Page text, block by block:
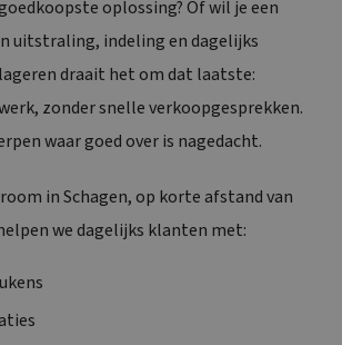
oplossing? Of wil je een
uitstraling, indeling en dagelijks
draait het om dat laatste:
zonder snelle verkoopgesprekken.
waar goed over is nagedacht.
in Schagen, op korte afstand van
we dagelijks klanten met: